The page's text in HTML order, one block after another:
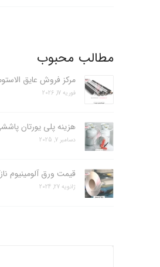
مطالب محبوب
مرکز فروش عایق
فوریه 17, 2026
هزینه پلی یورتان
دسامبر 7, 2025
قیمت ورق آلومینیوم
ژانویه 27, 2024